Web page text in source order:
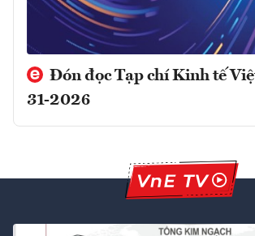
Đón đọc Tạp chí Kinh tế
31-2026